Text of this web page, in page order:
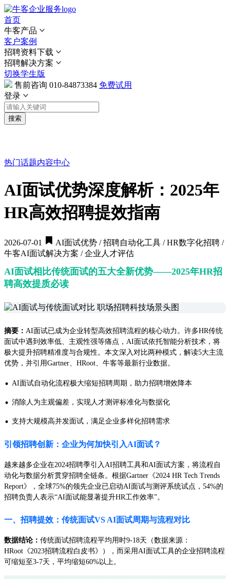
首页
牛客产品
客户案例
招聘资料下载
招聘解决方案
切换学生版
售前咨询 010-84873384 免费试用
登录
搜索
热门话题内容中心
AI面试优势深度解析：2025年
HR高效招聘提效指南
2026-07-01
AI面试优势 / 招聘自动化工具 / HR数字化招聘 /
牛客AI面试解决方案 / 企业人才评估
AI面试相比传统面试的五大全新优势——2025年HR招
聘高效提质必读
摘要： AI面试已成为企业转型高效招聘流程的核心动力。许多HR传统
面试中遇到效率低、主观性强等痛点，AI面试依托智能分析技术，将
极大提升招聘精准度与合规性。本文深入对比两种模式，解读5大主流
优势，并引用Gartner、HRoot、牛客等最新行业数据。
· AI面试自动化流程极大缩短招聘周期，助力招聘增效降本
· 消除人为主观偏差，实现人才测评标准化与数据化
· 支持大规模高并发面试，满足企业多样化招聘需求
引领招聘创新：企业为何加快引入AI面试？
越来越多企业在2024招聘季引入AI招聘工具和AI面试方案，将流程自
动化与数据分析贯穿招聘全链条。根据Gartner《2024 HR Tech Trends
Report》，全球75%的领先企业已启动AI面试与测评系统试点，54%的
招聘负责人表示“AI面试能显著提升HR工作效率”。
一、招聘提效：传统面试VS AI面试周期与流程对比
数据结论： 传统面试招聘流程平均用时9-18天（数据来源：
HRoot《2023招聘流程白皮书》），而采用AI面试工具的企业招聘流程
可缩短至3-7天，平均缩短60%以上。